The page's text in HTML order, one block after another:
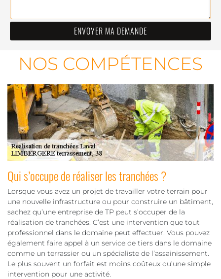
NOS COMPÉTENCES
Qui s’occupe de réaliser les tranchées ?
Lorsque vous avez un projet de travailler votre terrain pour
une nouvelle infrastructure ou pour construire un bâtiment,
sachez qu’une entreprise de TP peut s’occuper de la
réalisation de tranchées. C’est une intervention que tout
professionnel dans le domaine peut effectuer. Vous pouvez
également faire appel à un service de tiers dans le domaine
comme un terrassier ou un spécialiste de l’assainissement.
Le plus souvent un forfait est moins coûteux qu’une simple
intervention pour une activité.